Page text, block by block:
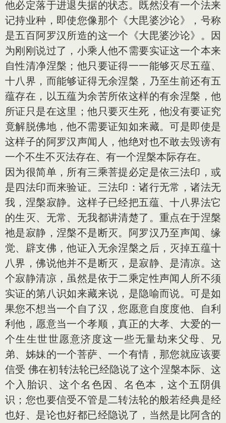
他必定落于进退失据的状态。既然没有一个法来
记持业种，即使您像那个《大毘婆沙论》，号称
是五百阿罗汉所造的这一个《大毘婆沙论》。因
为刚刚说过了，小乘人他不需要实证这一个本来
自性清净涅槃；他只要证得一一能够灭尽五蕴、
十八界，而能够证得无余涅槃，乃至生前还有五
蕴存在，以五蕴为余苦所依这样的有余涅槃，他
所证只是在这里；他只要灭生死，他没有要证究
竟解脱佛地，他不需要证知如来藏。可是即使是
这样子的阿罗汉声闻人，他绝对也不敢去毁谤有
一个不生不灭法存在、有一个涅槃本际存在。
因为很简单，所有三乘菩提必定是依三法印，或
是四法印而来验证。三法印：诸行无常，诸法无
我，涅槃寂静。这样子已经把五蕴、十八界法它
的生灭、无常、无我都讲清楚了。重点在于涅槃
祂是寂静，涅槃不是断灭。阿罗汉乃至声闻、缘
觉、辟支佛，他证入无余涅槃之后，灭掉五蕴十
八界，佛说他并不是断灭，是寂静、是清凉。这
个寂静清凉，虽然是依于二乘定性声闻人所不须
实证的第八识如来藏来说，是隐喻而说。可是如
果您不想当一个自了汉，您愿意自度度他、自利
利他，愿意当一个孝顺，真正的大孝、大爱的一
个生生世世愿意济度这一些无量劫来父母、兄
弟、姊妹的一个菩萨、一个有情，那您就应该要
信受 佛在初转法轮已经隐说了这个涅槃本际、这
个入胎识、这个名色因、名色本，这个五阴俱
识；您也要信受不管是二转法轮的般若经典是经
也好、是论也好都已经隐说了，当然是比阿含的